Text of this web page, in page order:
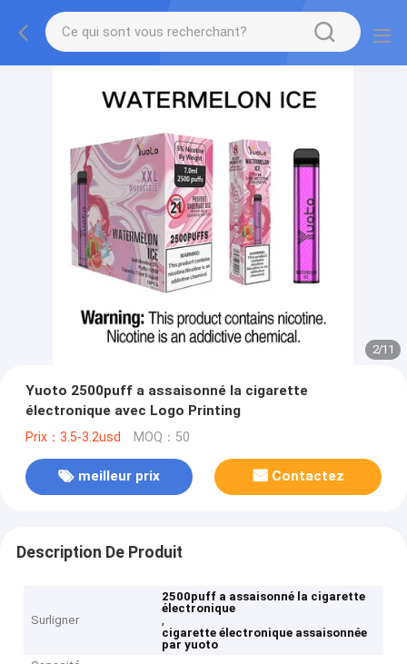
2/11
Yuoto 2500puff a assaisonné la cigarette
électronique avec Logo Printing
Prix：3.5-3.2usd MOQ：50
meilleur prix Contactez
Description De Produit
Surligner
2500puff a assaisonné la cigarette
électronique
,
cigarette électronique assaisonnée
par yuoto